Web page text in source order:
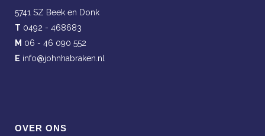
5741 SZ Beek en Donk
T 0492 - 468683
M 06 - 46 090 552
E info@johnhabraken.nl
OVER ONS